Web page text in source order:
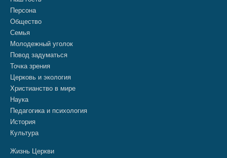
Персона
Общество
Семья
Молодежный уголок
Повод задуматься
Точка зрения
Церковь и экология
Христианство в мире
Наука
Педагогика и психология
История
Культура
Жизнь Церкви